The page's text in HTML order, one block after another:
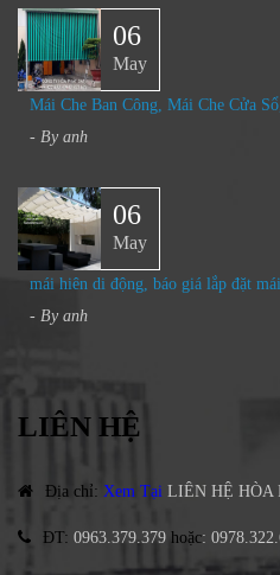
06
May
Mái Che Ban Công, Mái Che Cửa
- By anh
06
May
mái hiên di động, báo giá lắp đặt
- By anh
LIÊN HỆ
Địa chỉ: Xem Tại LIÊN HỆ HÒA
ĐT: 0963.379.379 hoặc: